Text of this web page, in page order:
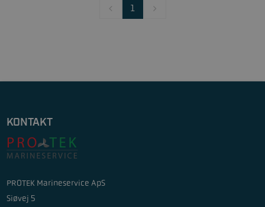
1
KONTAKT
PROTEK Marineservice ApS
Siøvej 5